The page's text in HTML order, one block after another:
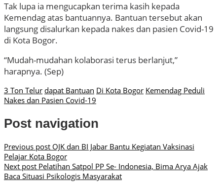
Tak lupa ia mengucapkan terima kasih kepada
Kemendag atas bantuannya. Bantuan tersebut akan
langsung disalurkan kepada nakes dan pasien Covid-19
di Kota Bogor.
“Mudah-mudahan kolaborasi terus berlanjut,”
harapnya. (Sep)
3 Ton Telur dapat Bantuan Di Kota Bogor Kemendag Peduli
Nakes dan Pasien Covid-19
Post navigation
Previous post OJK dan BI Jabar Bantu Kegiatan Vaksinasi
Pelajar Kota Bogor
Next post Pelatihan Satpol PP Se- Indonesia, Bima Arya Ajak
Baca Situasi Psikologis Masyarakat